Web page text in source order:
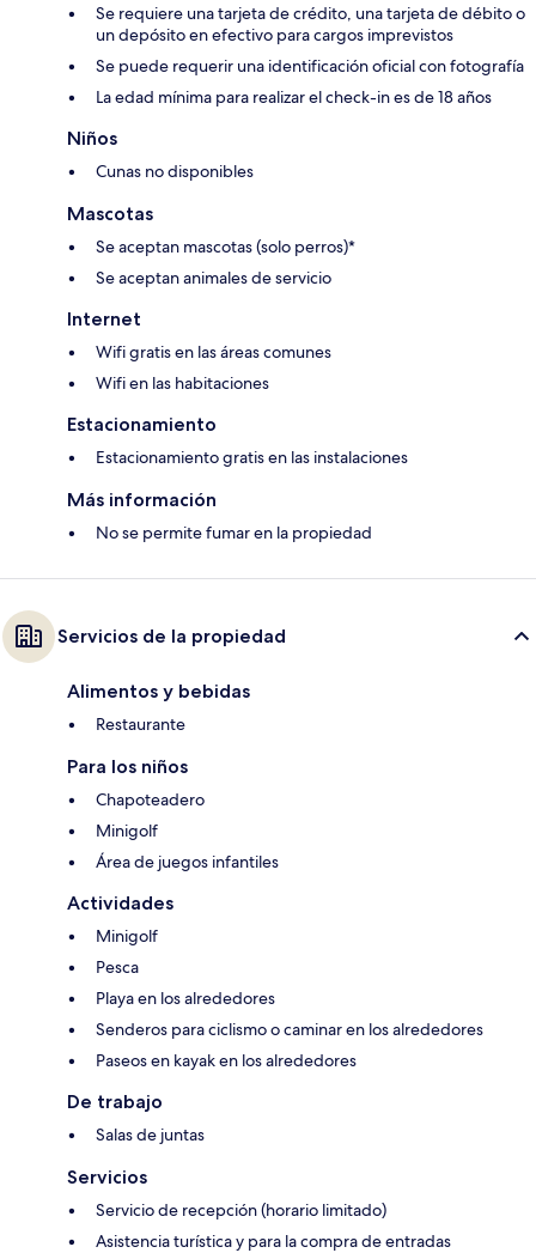
Se requiere una tarjeta de crédito, una tarjeta de débito o
un depósito en efectivo para cargos imprevistos
Se puede requerir una identificación oficial con fotografía
La edad mínima para realizar el check-in es de 18 años
Niños
Cunas no disponibles
Mascotas
Se aceptan mascotas (solo perros)*
Se aceptan animales de servicio
Internet
Wifi gratis en las áreas comunes
Wifi en las habitaciones
Estacionamiento
Estacionamiento gratis en las instalaciones
Más información
No se permite fumar en la propiedad
Servicios de la propiedad
Alimentos y bebidas
Restaurante
Para los niños
Chapoteadero
Minigolf
Área de juegos infantiles
Actividades
Minigolf
Pesca
Playa en los alrededores
Senderos para ciclismo o caminar en los alrededores
Paseos en kayak en los alrededores
De trabajo
Salas de juntas
Servicios
Servicio de recepción (horario limitado)
Asistencia turística y para la compra de entradas